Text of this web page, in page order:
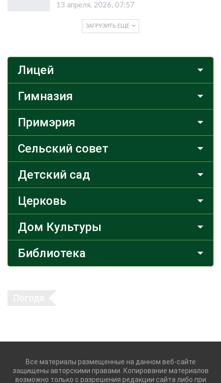
13 апреля, 2026, 07:57
ЗАГРУЗИТЬ ЕЩЁ
Лицей
Гимназия
Примэрия
Сельский совет
Детский сад
Церковь
Дом Культуры
Библиотека
Все материалы размещенные на данном веб-сайте
защищены авторскими правами. Копирование материалов
возможно только с разрешения редакции сайта либо при